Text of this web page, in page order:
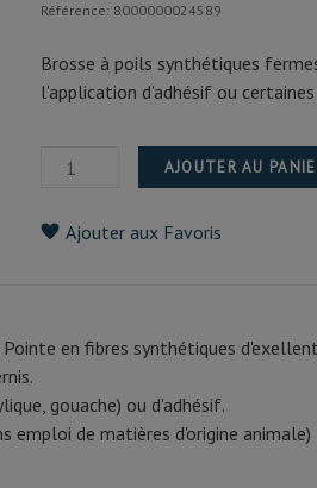
Référence: 8000000024589
Brosse à poils synthétiques
l'application d'adhésif ou
AJOUTER AU
Ajouter aux Favoris
en fibres synthétiques
gouache) ou d'adhésif.
emploi de matières d'origine animale)